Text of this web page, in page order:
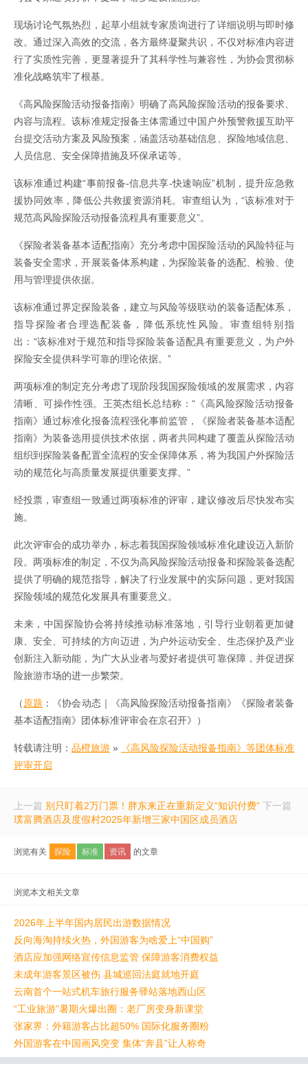
现场讨论气氛热烈，起草小组就专家质询进行了详细说明与即时修
改。通过深入高效的交流，各方最终凝聚共识，不仅对标准内容进
行了实质性完善，更显著提升了其科学性与兼容性，为协会贯彻标
准化战略筑牢了根基。
《高风险探险活动报备指南》明确了高风险探险活动的报备要求、
内容与流程。该标准规定报备主体需通过中国户外预警救援互助平
台提交活动方案及风险预案，涵盖活动基础信息、探险地域信息、
人员信息、安全保障措施及环保承诺等。
该标准通过构建“事前报备-信息共享-快速响应”机制，提升应急救
援协同效率，降低公共救援资源消耗。审查组认为，“该标准对于
规范高风险探险活动报备流程具有重要意义”。
《探险者装备基本适配指南》充分考虑中国探险活动的风险特征与
装备安全需求，开展装备体系构建，为探险装备的选配、检验、使
用与管理提供依据。
该标准通过界定探险装备，建立与风险等级联动的装备适配体系，
指导探险者合理选配装备，降低系统性风险。审查组特别指
出：“该标准对于规范和指导探险装备适配具有重要意义，为户外
探险安全提供科学可靠的理论依据。”
两项标准的制定充分考虑了现阶段我国探险领域的发展需求，内容
清晰、可操作性强。王英杰组长总结称：“《高风险探险活动报备
指南》通过标准化报备流程强化事前监管，《探险者装备基本适配
指南》为装备选用提供技术依据，两者共同构建了覆盖从探险活动
组织到探险装备配置全流程的安全保障体系，将为我国户外探险活
动的规范化与高质量发展提供重要支撑。”
经投票，审查组一致通过两项标准的评审，建议修改后尽快发布实
施。
此次评审会的成功举办，标志着我国探险领域标准化建设迈入新阶
段。两项标准的制定，不仅为高风险探险活动报备和探险装备选配
提供了明确的规范指导，解决了行业发展中的实际问题，更对我国
探险领域的规范化发展具有重要意义。
未来，中国探险协会将持续推动标准落地，引导行业朝着更加健
康、安全、可持续的方向迈进，为户外运动安全、生态保护及产业
创新注入新动能，为广大从业者与爱好者提供可靠保障，并促进探
险旅游市场的进一步繁荣。
（原题 ：《协会动态｜《高风险探险活动报备指南》《探险者装备
基本适配指南》团体标准评审会在京召开》）
转载请注明： 品橙旅游 »
《高风险探险活动报备指南》等团体标准
评审开启
上一篇 别只盯着2万门票！胖东来正在重新定义“知识付费” 下一篇
璞富腾酒店及度假村2025年新增三家中国区成员酒店
浏览有关 探险 标准 资讯 的文章
浏览本文相关文章
2026年上半年国内居民出游数据情况
反向海淘持续火热，外国游客为啥爱上“中国购”
酒店应加强网络宣传信息监管 保障游客消费权益
未成年游客景区被伤 县城巡回法庭就地开庭
云南首个一站式机车旅行服务驿站落地西山区
“工业旅游”暑期火爆出圈：老厂房变身新课堂
张家界：外籍游客占比超50% 国际化服务圈粉
外国游客在中国画风突变 集体“奔县”让人称奇